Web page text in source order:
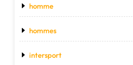
homme
hommes
intersport